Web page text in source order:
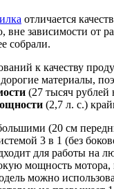
отличается
вне зависимости от
собрали.
к качеству
материалы,
(27 тысяч рублей
(2,7 л. с.)
(20 см
3 в 1 (без
для работы на
мощность мотора,
можно